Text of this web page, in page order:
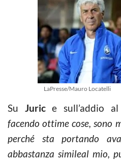
LaPresse/Mauro Locatelli
Su Jurice sull’addio al
facendo ottime cose, sono
perché sta portando
abbastanza simileal mio,